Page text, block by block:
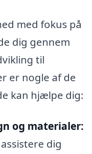
med fokus på
dig gennem
til
er nogle af de
kan hjælpe dig:
og materialer:
dig